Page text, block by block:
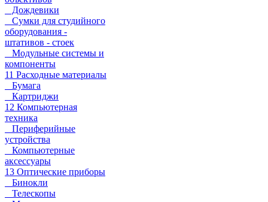
Дождевики
Сумки для студийного
оборудования -
штативов - стоек
Модульные системы и
компоненты
11 Расходные материалы
Бумага
Картриджи
12 Компьютерная
техника
Периферийные
устройства
Компьютерные
аксессуары
13 Оптические приборы
Бинокли
Телескопы